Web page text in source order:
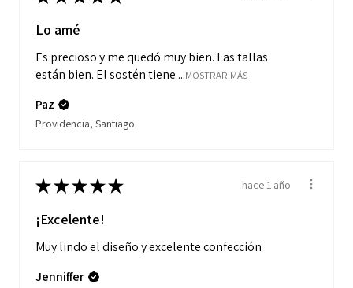
Lo amé
Es precioso y me quedó muy bien. Las tallas
están bien. El sostén tiene ...MOSTRAR MÁS
Paz
Providencia, Santiago
★★★★★ hace 1 año
¡Excelente!
Muy lindo el diseño y excelente confección
Jenniffer